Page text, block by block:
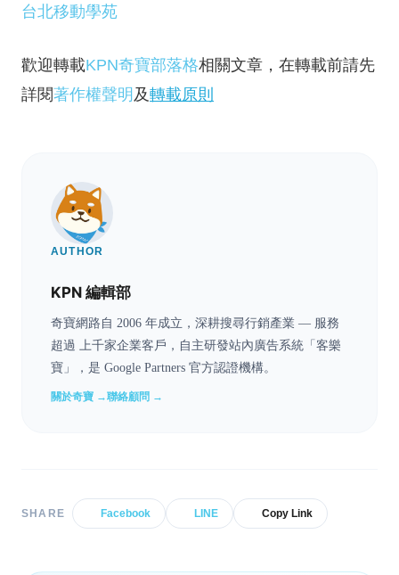
台北移動學苑
歡迎轉載KPN奇寶部落格相關文章，在轉載前請先
詳閱著作權聲明 及轉載原則
AUTHOR
KPN 編輯部
奇寶網路自 2006 年成立，深耕搜尋行銷產業 — 服務
超過 上千家企業客戶，自主研發站內廣告系統「客樂
寶」，是 Google Partners 官方認證機構。
關於奇寶 →聯絡顧問 →
SHARE Facebook LINE Copy Link